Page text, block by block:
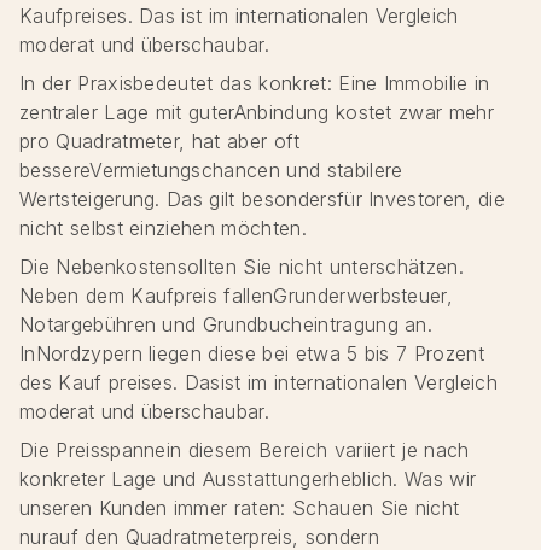
Kaufpreises. Das ist im internationalen Vergleich
moderat und überschaubar.
In der Praxisbedeutet das konkret: Eine Immobilie in
zentraler Lage mit guterAnbindung kostet zwar mehr
pro Quadratmeter, hat aber oft
bessereVermietungschancen und stabilere
Wertsteigerung. Das gilt besondersfür Investoren, die
nicht selbst einziehen möchten.
Die Nebenkostensollten Sie nicht unterschätzen.
Neben dem Kaufpreis fallenGrunderwerbsteuer,
Notargebühren und Grundbucheintragung an.
InNordzypern liegen diese bei etwa 5 bis 7 Prozent
des Kauf preises. Dasist im internationalen Vergleich
moderat und überschaubar.
Die Preisspannein diesem Bereich variiert je nach
konkreter Lage und Ausstattungerheblich. Was wir
unseren Kunden immer raten: Schauen Sie nicht
nurauf den Quadratmeterpreis, sondern